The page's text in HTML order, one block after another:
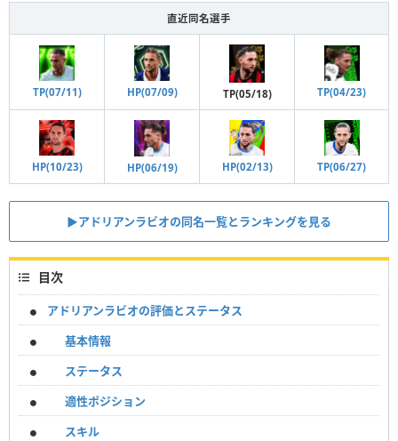
直近同名選手
TP(07/11) HP(07/09) TP(05/18) TP(04/23)
HP(10/23) HP(06/19) HP(02/13) TP(06/27)
▶︎アドリアンラビオの同名一覧とランキングを見る
目次
アドリアンラビオの評価とステータス
基本情報
ステータス
適性ポジション
スキル